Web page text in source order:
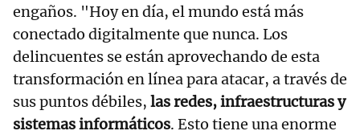
engaños. "Hoy en día, el mundo está más
conectado digitalmente que nunca. Los
delincuentes se están aprovechando de esta
transformación en línea para atacar, a través de
sus puntos débiles, las redes, infraestructuras y
sistemas informáticos. Esto tiene una enorme